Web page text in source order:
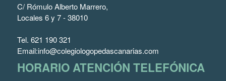
C/ Rómulo Alberto Marrero,
Locales 6 y 7 - 38010
Tel. 621 190 321
Email:info@colegiologopedascanarias.com
HORARIO ATENCIÓN TELEFÓNICA